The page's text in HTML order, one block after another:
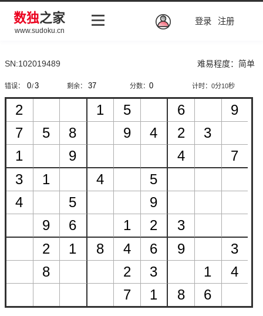
数独之家
www.sudoku.cn
登录 注册
SN:102019489 难易程度：简单
错误： / 剩余： 分数： 计时：0分10秒